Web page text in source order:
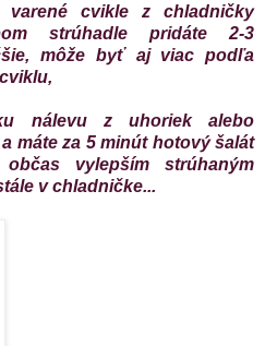
cvikle z chladničky
strúhadlepridáte 2-3
môže byť aj viac podľa
nálevu z uhoriek alebo
máte za 5 minút hotový šalát
vylepším strúhaným
v chladničke...